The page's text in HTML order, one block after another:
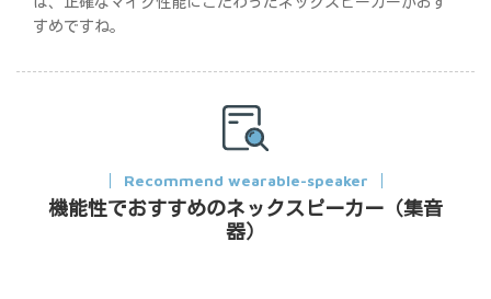
すめですね。
Recommend wearable-speaker
機能性でおすすめのネックスピーカー（集音
器）